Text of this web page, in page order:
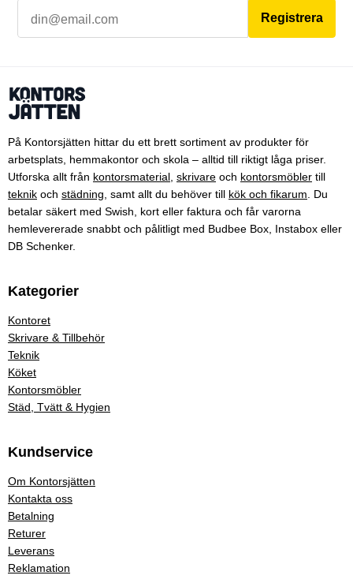
Registrera
På Kontorsjätten hittar du ett brett sortiment av produkter för
arbetsplats, hemmakontor och skola – alltid till riktigt låga priser.
Utforska allt från kontorsmaterial skrivare och kontorsmöbler till
teknik och städning , samt allt du behöver till kök och fikarum . Du
betalar säkert med Swish, kort eller faktura och får varorna
hemlevererade snabbt och pålitligt med Budbee Box, Instabox eller
DB Schenker.
Kategorier
Kontoret
Skrivare & Tillbehör
Teknik
Köket
Kontorsmöbler
Städ, Tvätt & Hygien
Kundservice
Om Kontorsjätten
Kontakta oss
Betalning
Returer
Leverans
Reklamation